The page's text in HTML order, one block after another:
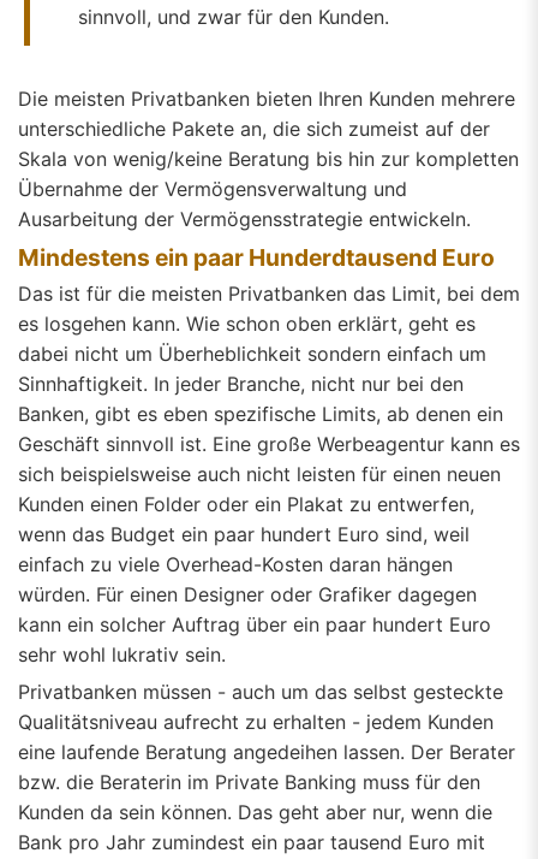
sinnvoll, und zwar für den Kunden.
Die meisten Privatbanken bieten Ihren Kunden mehrere
unterschiedliche Pakete an, die sich zumeist auf der
Skala von wenig/keine Beratung bis hin zur kompletten
Übernahme der Vermögensverwaltung und
Ausarbeitung der Vermögensstrategie entwickeln.
Mindestens ein paar Hunderdtausend Euro
Das ist für die meisten Privatbanken das Limit, bei dem
es losgehen kann. Wie schon oben erklärt, geht es
dabei nicht um Überheblichkeit sondern einfach um
Sinnhaftigkeit. In jeder Branche, nicht nur bei den
Banken, gibt es eben spezifische Limits, ab denen ein
Geschäft sinnvoll ist. Eine große Werbeagentur kann es
sich beispielsweise auch nicht leisten für einen neuen
Kunden einen Folder oder ein Plakat zu entwerfen,
wenn das Budget ein paar hundert Euro sind, weil
einfach zu viele Overhead-Kosten daran hängen
würden. Für einen Designer oder Grafiker dagegen
kann ein solcher Auftrag über ein paar hundert Euro
sehr wohl lukrativ sein.
Privatbanken müssen - auch um das selbst gesteckte
Qualitätsniveau aufrecht zu erhalten - jedem Kunden
eine laufende Beratung angedeihen lassen. Der Berater
bzw. die Beraterin im Private Banking muss für den
Kunden da sein können. Das geht aber nur, wenn die
Bank pro Jahr zumindest ein paar tausend Euro mit